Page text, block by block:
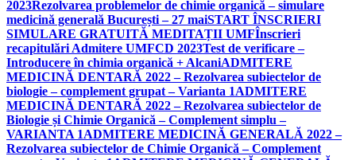
2023Rezolvarea problemelor de chimie organică – simulare
medicină generală București – 27 maiSTART ÎNSCRIERI
SIMULARE GRATUITĂ MEDITAȚII UMFÎnscrieri
recapitulări Admitere UMFCD 2023Test de verificare –
Introducere în chimia organică + AlcaniADMITERE
MEDICINĂ DENTARĂ 2022 – Rezolvarea subiectelor de
biologie – complement grupat – Varianta 1ADMITERE
MEDICINĂ DENTARĂ 2022 – Rezolvarea subiectelor de
Biologie și Chimie Organică – Complement simplu –
VARIANTA 1ADMITERE MEDICINĂ GENERALĂ 2022 –
Rezolvarea subiectelor de Chimie Organică – Complement